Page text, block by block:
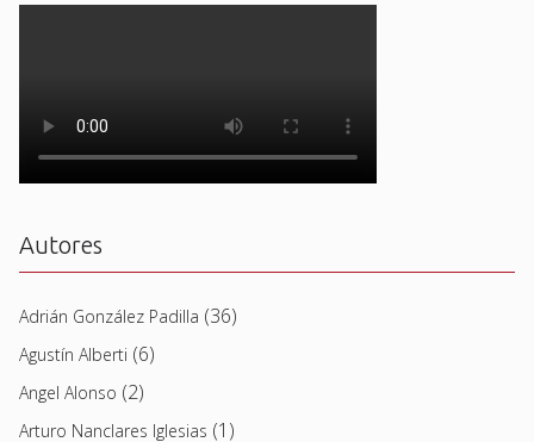
Autores
Adrián González Padilla (36)
Agustín Alberti (6)
Angel Alonso (2)
Arturo Nanclares Iglesias (1)